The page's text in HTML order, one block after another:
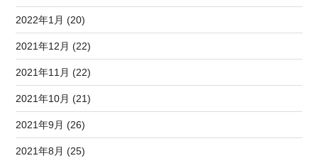
2022年1月 (20)
2021年12月 (22)
2021年11月 (22)
2021年10月 (21)
2021年9月 (26)
2021年8月 (25)